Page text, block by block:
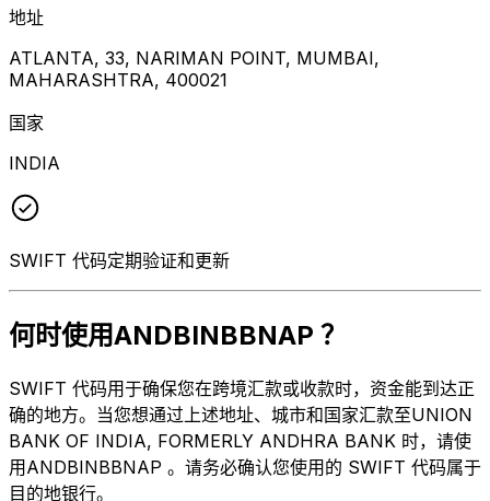
地址
ATLANTA, 33, NARIMAN POINT, MUMBAI,
MAHARASHTRA, 400021
国家
INDIA
SWIFT 代码定期验证和更新
何时使用ANDBINBBNAP ？
SWIFT 代码用于确保您在跨境汇款或收款时，资金能到达正
确的地方。当您想通过上述地址、城市和国家汇款至UNION
BANK OF INDIA, FORMERLY ANDHRA BANK 时，请使
用ANDBINBBNAP 。请务必确认您使用的 SWIFT 代码属于
目的地银行。